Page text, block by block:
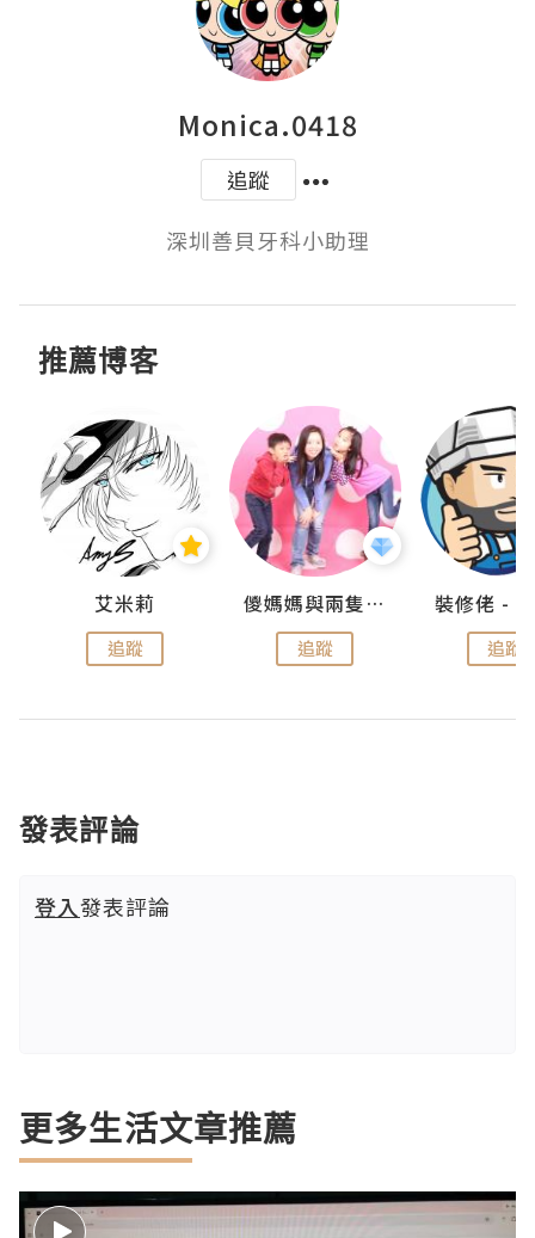
Monica.0418
追蹤
深圳善貝牙科小助理
推薦博客
艾米莉
追蹤
儍媽媽與兩隻小魔怪之家
追蹤 追蹤
發表評論
登入發表評論
更多生活文章推薦